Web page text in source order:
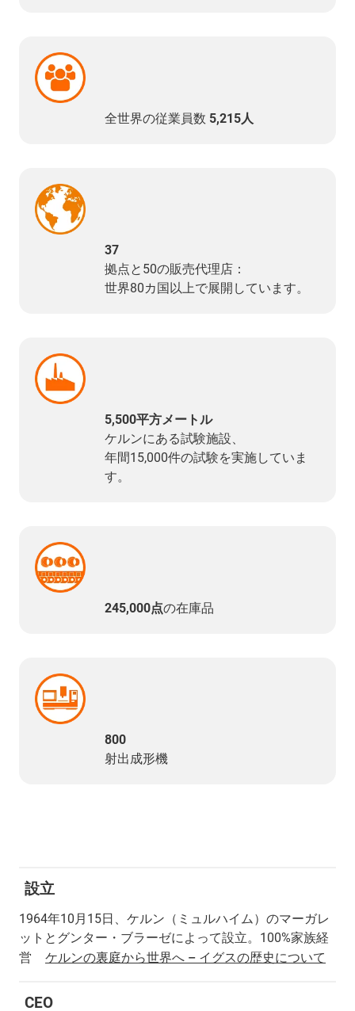
全世界の従業員数 5,215人
37
拠点と50の販売代理店：
世界80カ国以上で展開しています。
5,500平方メートル
ケルンにある試験施設、
年間15,000件の試験を実施していま
す。
245,000点の在庫品
800
射出成形機
設立
1964年10月15日、ケルン（ミュルハイム）のマーガレ
ットとグンター・ブラーゼによって設立。100%家族経
営 ケルンの裏庭から世界へ – イグスの歴史について
CEO